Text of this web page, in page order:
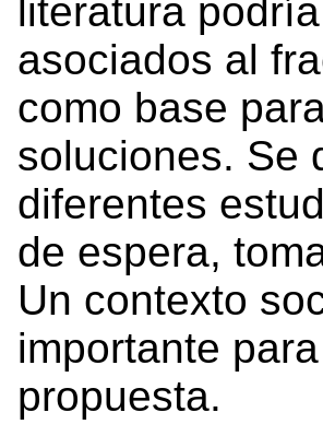
literatura
asociados al
como base
soluciones. Se
diferentes
de espera,
Un contexto
importante
propuesta.